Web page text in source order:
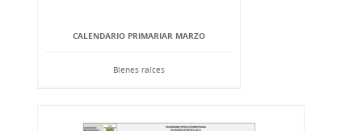
CALENDARIO PRIMARIAR MARZO
Bienes raíces